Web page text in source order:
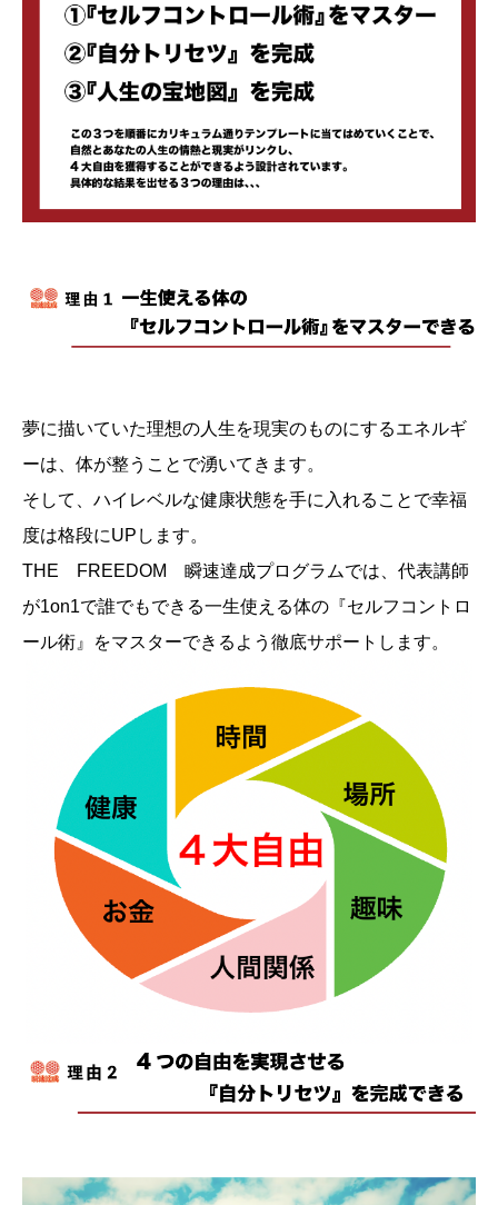
夢に描いていた理想の人生を現実のものにするエネルギ
ーは、体が整うことで湧いてきます。
そして、ハイレベルな健康状態を手に入れることで幸福
度は格段にUPします。
THE FREEDOM 瞬速達成プログラムでは、代表講師
が1on1で誰でもできる一生使える体の『セルフコントロ
ール術』をマスターできるよう徹底サポートします。